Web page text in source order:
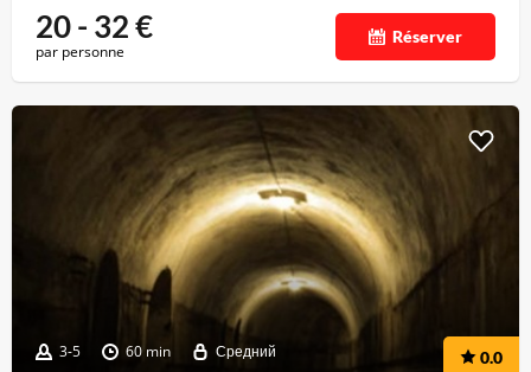
20 - 32€
par personne
Réserver
3-5 60 min Средний 0.0